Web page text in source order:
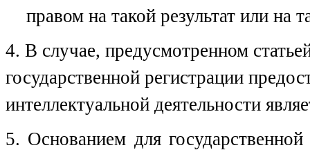
правом на такой результат или на
4. В случае, предусмотренном
государственной регистрации
интеллектуальной деятельности
5. Основанием для